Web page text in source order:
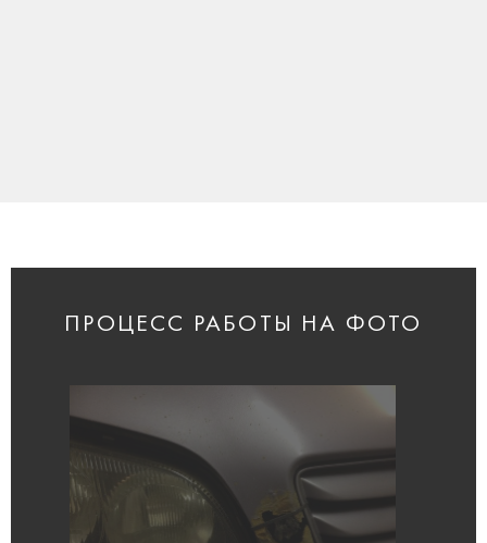
ПРОЦЕСС РАБОТЫ НА ФОТО